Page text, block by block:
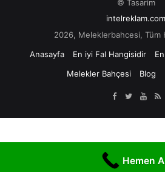
© Tasarim
intelreklam.com
2026, Meleklerbahcesi, Tüm
Anasayfa
En iyi Fal Hangisidir
Melekler Bahçesi
Blog
Hemen